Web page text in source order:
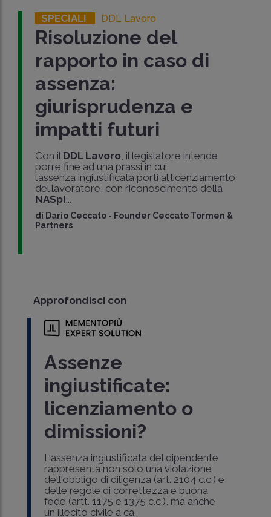
SPECIALI DDL Lavoro
Risoluzione del
rapporto in caso di
assenza:
giurisprudenza e
impatti futuri
Con il DDL Lavoro , il legislatore intende
porre fine ad una prassi in cui
l’assenza ingiustificata porti al licenziamento
del lavoratore, con riconoscimento della
NASpI...
di Dario Ceccato - Founder Ceccato Tormen &
Partners
Approfondisci con
Assenze
ingiustificate:
licenziamento o
dimissioni?
L'assenza ingiustificata del dipendente
rappresenta non solo una violazione
dell'obbligo di diligenza (art. 2104 c.c.) e
delle regole di correttezza e buona
fede (artt. 1175 e 1375 c.c.), ma anche
un illecito civile a ca..